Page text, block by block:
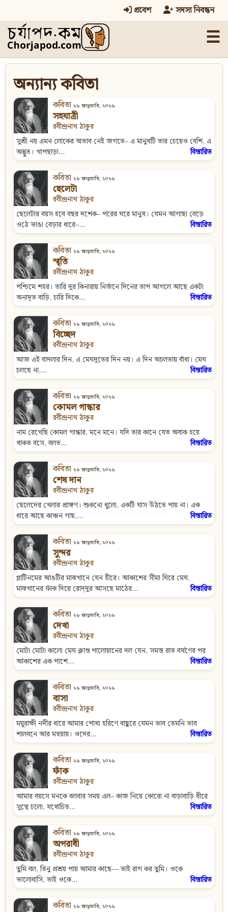
প্রবেশ সদস্য নিবন্ধন
☰
অন্যান্য কবিতা
কবিতা ২৬ জানুয়ারি, ২০২৬
সহযাত্রী
রবীন্দ্রনাথ ঠাকুর
সুশ্রী নয় এমন লোকের অভাব নেই জগতে– এ মানুষটি তার চেয়েও বেশি, এ
অদ্ভুত। খাপছাড়া...
বিস্তারিত
কবিতা ২৬ জানুয়ারি, ২০২৬
ছেলেটা
রবীন্দ্রনাথ ঠাকুর
ছেলেটার বয়স হবে বছর দশেক– পরের ঘরে মানুষ। যেমন আগাছা বেড়ে
ওঠে ভাঙা বেড়ার ধারে–...
বিস্তারিত
কবিতা ২৬ জানুয়ারি, ২০২৬
স্মৃতি
রবীন্দ্রনাথ ঠাকুর
পশ্চিমে শহর। তারি দূর কিনারায় নির্জনে দিনের তাপ আগলে আছে একটা
অনাদৃত বাড়ি, চারি দিকে...
বিস্তারিত
কবিতা ২৬ জানুয়ারি, ২০২৬
বিচ্ছেদ
রবীন্দ্রনাথ ঠাকুর
আজ এই বাদলার দিন, এ মেঘদূতের দিন নয়। এ দিন অচলতায় বাঁধা। মেঘ
চলছে না,...
বিস্তারিত
কবিতা ২৬ জানুয়ারি, ২০২৬
কোমল গান্ধার
রবীন্দ্রনাথ ঠাকুর
নাম রেখেছি কোমল গান্ধার, মনে মনে। যদি তার কানে যেত অবাক হয়ে
থাকত বসে, বলত...
বিস্তারিত
কবিতা ২৬ জানুয়ারি, ২০২৬
শেষ দান
রবীন্দ্রনাথ ঠাকুর
ছেলেদের খেলার প্রাঙ্গণ। শুকনো ধুলো, একটি ঘাস উঠতে পায় না। এক
ধারে আছে কাঞ্চন গাছ,...
বিস্তারিত
কবিতা ২৬ জানুয়ারি, ২০২৬
সুন্দর
রবীন্দ্রনাথ ঠাকুর
প্লাটিনমের আঙটির মাঝখানে যেন হীরে। আকাশের সীমা ঘিরে মেঘ,
মাঝখানের ফাঁক দিয়ে রোদ্‌দুর আসছে মাঠের...
বিস্তারিত
কবিতা ২৬ জানুয়ারি, ২০২৬
দেখা
রবীন্দ্রনাথ ঠাকুর
মোটা মোটা কালো মেঘ ক্লান্ত পালোয়ানের দল যেন, সমস্ত রাত বর্ষণের পর
আকাশের এক পাশে...
বিস্তারিত
কবিতা ২৬ জানুয়ারি, ২০২৬
বাসা
রবীন্দ্রনাথ ঠাকুর
ময়ূরাক্ষী নদীর ধারে আমার পোষা হরিণে বাছুরে যেমন ভাব তেমনি ভাব
শালবনে আর মহুয়ায়। ওদের...
বিস্তারিত
কবিতা ২৬ জানুয়ারি, ২০২৬
ফাঁক
রবীন্দ্রনাথ ঠাকুর
আমার বয়সে মনকে বলবার সময় এল– কাজ নিয়ে কোরো না বাড়াবাড়ি ধীরে
সুস্থে চলো, যথোচিত...
বিস্তারিত
কবিতা ২৬ জানুয়ারি, ২০২৬
অপরাধী
রবীন্দ্রনাথ ঠাকুর
তুমি বল, তিনু প্রশ্রয় পায় আমার কাছে— তাই রাগ কর তুমি। ওকে
ভালোবাসি, তাই ওকে...
বিস্তারিত
কবিতা ২৬ জানুয়ারি, ২০২৬